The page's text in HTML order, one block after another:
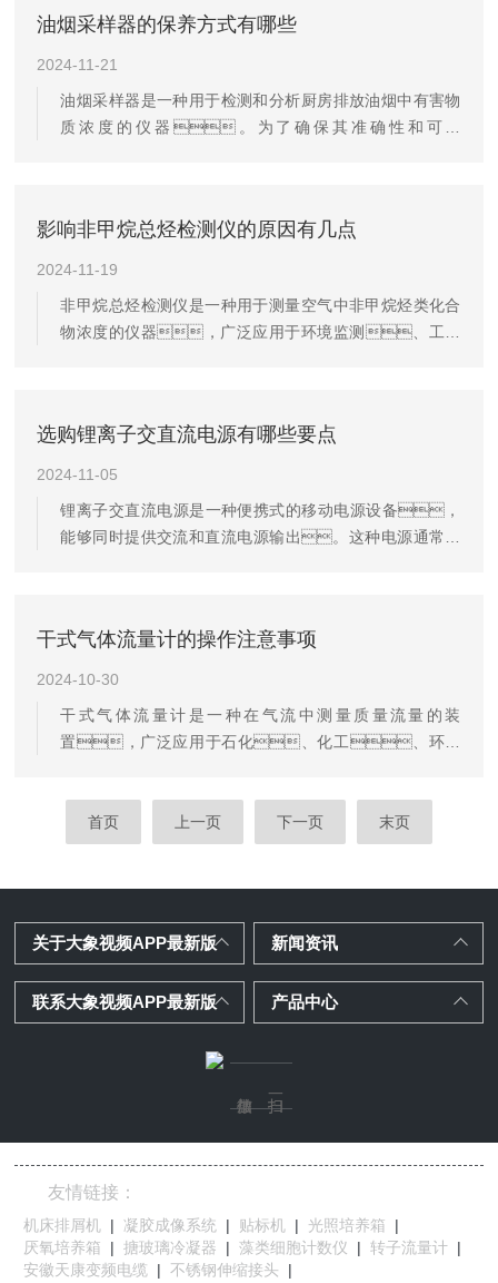
24V直流电压输出和220V纯正弦波交流电压输
出。此外，一些高级的锂离子交直流电
DC12V、DC5V)以及AC220V电源，以满足
更多样化的需求。2.电池容量：电池容量决
油烟采样器的保养方式有哪些
2024-11-21
油烟采样器是一种用于检测和分析厨房排放油烟中有害物
质浓度的仪器。为了确保其准确性和可靠
响设备性能。定期检查采样探头、管道和过
滤器，确保无堵塞或损坏。2.校准与验证-
性。使用标准气体或已知浓度的样品进行验
证，记录校准结果和任何偏差。3.更换耗材-根
影响非甲烷总烃检测仪的原因有几点
2024-11-19
非甲烷总烃检测仪是一种用于测量空气中非甲烷烃类化合
物浓度的仪器，广泛应用于环境监测、工业
件：-温度和湿度是影响非甲烷总烃检测仪性能的重
要环境因素。高温可能导致仪器内部元件过
仪器内部的电子元件受潮，甚至引发短路等故
障。-气压的变化也可能影响检测仪的测量结
选购锂离子交直流电源有哪些要点
2024-11-05
锂离子交直流电源是一种便携式的移动电源设备，
能够同时提供交流和直流电源输出。这种电源通常使
测、环境监测、野外科学研究等领
域。在选购锂离子交直流电源时，可以从
实际需求选择合适的输出电压和电流。例如，
有些设备可能需要24V直流电压输出和220V纯正弦波交流
出(如DC24V、DC12V、DC5V)以及AC...
干式气体流量计的操作注意事项
2024-10-30
干式气体流量计是一种在气流中测量质量流量的装
置，广泛应用于石化、化工、环保
量管和一个传感器。流量管是一个由导压孔构成的
导管，用于产生与过程流率成比例的差压。
传感器测量差压，根据差压计算实际流率。
计通电预热约30分钟。-依次开启表前和表后
阀，关闭旁路阀，使测量介质在流量计内正常
流通。待流量稳定后，切断表后阀并确保无泄
漏，此时一定要保证气体流量计内充满介
首页 上一页 下一页 末页
关于大象视频APP最新版 新闻资讯
联系大象视频APP最新版 产品中心
友情链接：
机床排屑机 | 凝胶成像系统 | 贴标机 | 光照培养箱
|
厌氧培养箱
| 搪玻璃冷凝器 | 藻类细胞计数仪 | 转子流量计 |
安徽天康变频电缆 | 不锈钢伸缩接头 |